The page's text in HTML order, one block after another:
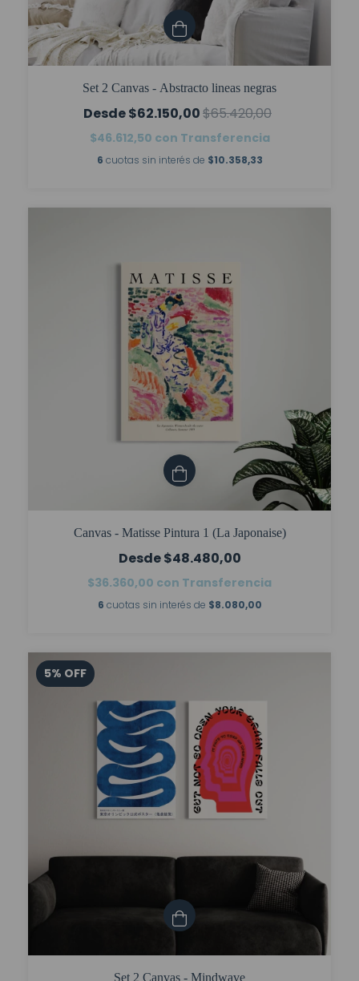
Set 2 Canvas - Abstracto lineas negras
$62.150,00$65.420,00
$46.612,50 con Transferencia
6 cuotas sin interés de $10.358,33
Canvas - Matisse Pintura 1 (La Japonaise)
$48.480,00
$36.360,00 con Transferencia
6 cuotas sin interés de $8.080,00
5% OFF
Set 2 Canvas - Mindwave